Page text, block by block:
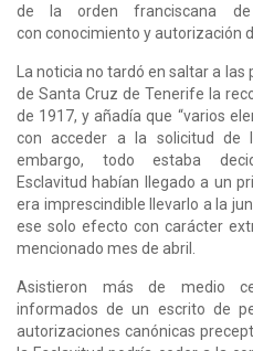
de la orden franciscana
con conocimiento y autorización
La noticia no tardó en saltar a las
de Santa Cruz de Tenerife la
de 1917, y añadía que “varios
con acceder a la solicitud de
embargo, todo estaba
Esclavitud habían llegado a un
era imprescindible llevarlo a la
ese solo efecto con carácter
mencionado mes de abril.
Asistieron más de medio
informados de un escrito de
autorizaciones canónicas